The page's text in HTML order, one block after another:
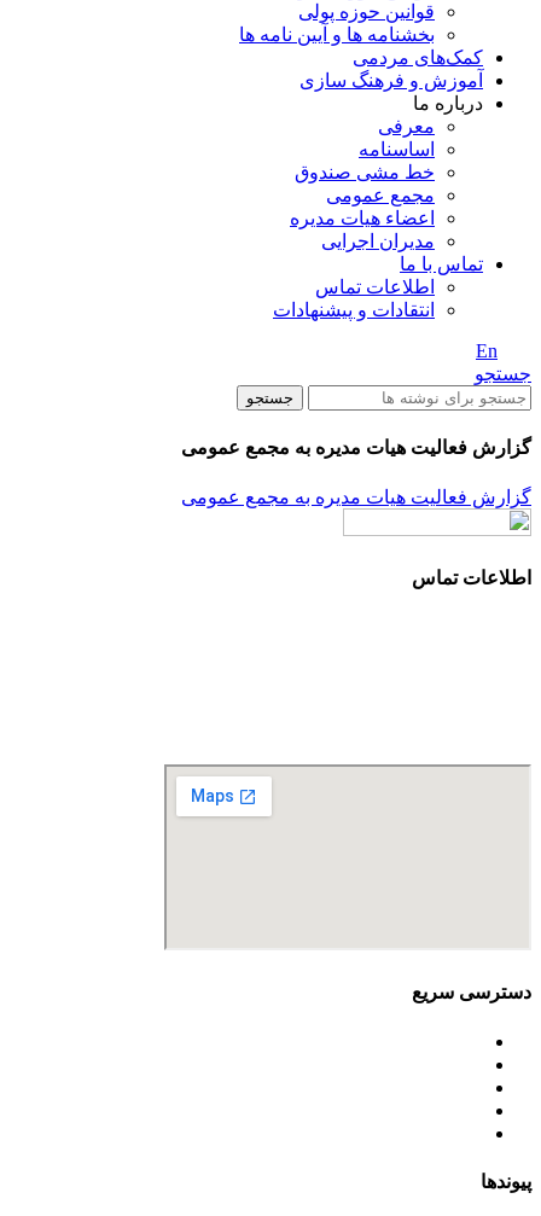
قوانین حوزه پولی
بخشنامه ها و آیین نامه ها
کمک‌های مردمی
آموزش و فرهنگ سازی
درباره ما
معرفی
اساسنامه
خط مشی صندوق
مجمع عمومی
اعضاء هیات مدیره
مدیران اجرایی
تماس با ما
اطلاعات تماس
انتقادات و پیشنهادات
En
جستجو
جستجو
گزارش فعالیت هیات مدیره به مجمع عمومی
گزارش فعالیت هیات مدیره به مجمع عمومی
اطلاعات تماس
دسترسی سریع
پیوندها